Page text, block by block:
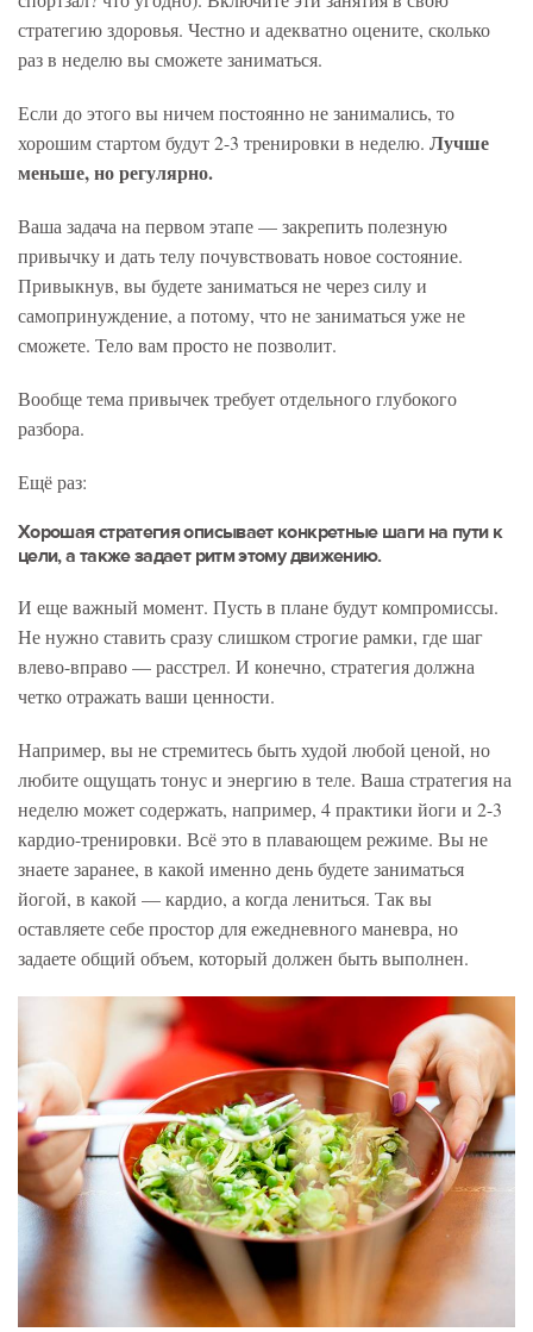
стратегию здоровья. Честно и адекватно оцените, сколько
раз в неделю вы сможете заниматься.
Если до этого вы ничем постоянно не занимались, то
хорошим стартом будут 2-3 тренировки в неделю. Лучше
меньше, но регулярно.
Ваша задача на первом этапе — закрепить полезную
привычку и дать телу почувствовать новое состояние.
Привыкнув, вы будете заниматься не через силу и
самопринуждение, а потому, что не заниматься уже не
сможете. Тело вам просто не позволит.
Вообще тема привычек требует отдельного глубокого
разбора.
Ещё раз:
Хорошая стратегия описывает конкретные шаги на пути к
цели, а также задает ритм этому движению.
И еще важный момент. Пусть в плане будут компромиссы.
Не нужно ставить сразу слишком строгие рамки, где шаг
влево-вправо — расстрел. И конечно, стратегия должна
четко отражать ваши ценности.
Например, вы не стремитесь быть худой любой ценой, но
любите ощущать тонус и энергию в теле. Ваша стратегия на
неделю может содержать, например, 4 практики йоги и 2-3
кардио-тренировки. Всё это в плавающем режиме. Вы не
знаете заранее, в какой именно день будете заниматься
йогой, в какой — кардио, а когда лениться. Так вы
оставляете себе простор для ежедневного маневра, но
задаете общий объем, который должен быть выполнен.